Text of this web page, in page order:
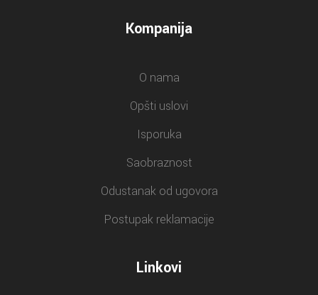
Kompanija
O nama
Opšti uslovi
Isporuka
Saobraznost
Odustanak od ugovora
Postupak reklamacije
Linkovi